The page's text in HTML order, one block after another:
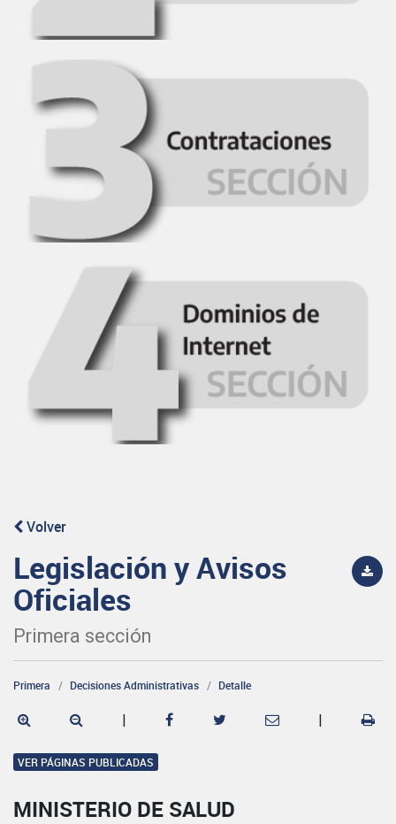
Volver
Legislación y Avisos
Oficiales
Primera sección
Primera Decisiones Administrativas Detalle
| |
VER PÁGINAS PUBLICADAS
MINISTERIO DE SALUD